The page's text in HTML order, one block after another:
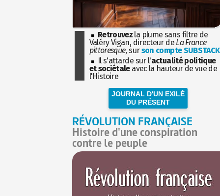
Retrouvez la plume sans filtre de
Valéry Vigan, directeur de La France
pittoresque, surson compte SUBSTACK
Il s'attarde sur l'actualité politique
et sociétaleavec la hauteur de vue de
l'Histoire
JOURNAL D'UN EXILÉ
DU PRÉSENT
RÉVOLUTION FRANÇAISE
Histoire d'une conspiration
contre le peuple